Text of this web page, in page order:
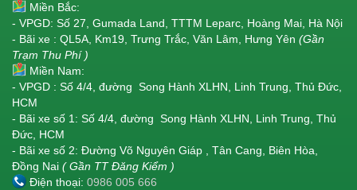
Miền Bắc:
- VPGD: Số 27, Gumada Land, TTTM Leparc, Hoàng Mai, Hà Nội
- Bãi xe : QL5A, Km19, Trưng Trắc, Văn Lâm, Hưng Yên (Gần
Trạm Thu Phí )
Miền Nam:
- VPGD : Số 4/4, đường Song Hành XLHN, Linh Trung, Thủ Đức,
HCM
- Bãi xe số 1: Số 4/4, đường Song Hành XLHN, Linh Trung, Thủ
Đức, HCM
- Bãi xe số 2: Đường Võ Nguyên Giáp , Tân Cang, Biên Hòa,
Đồng Nai ( Gần TT Đăng Kiểm )
Điện thoại: 0986 005 666